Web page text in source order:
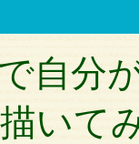
自分
いて